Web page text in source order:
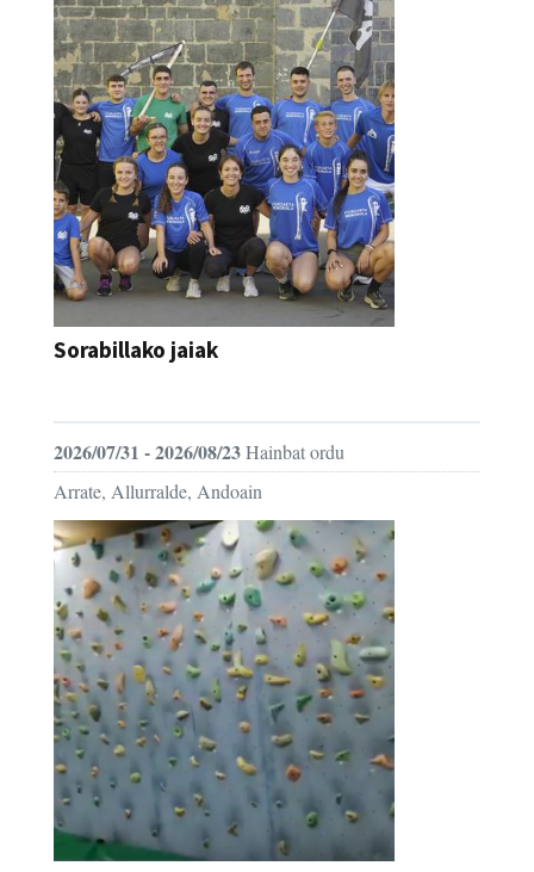
Sorabillako jaiak
2026/07/31 - 2026/08/23Hainbat ordu
Arrate, Allurralde, Andoain